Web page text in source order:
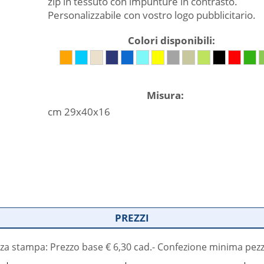
Personalizzabile con vostro logo pubblicitario.
Colori disponibili:
Misura:
cm 29x40x16
PREZZI
stampa: Prezzo base € 6,30 cad.- Confezione minima